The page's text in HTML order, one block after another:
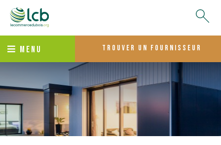
MENU trouver un fournisseur